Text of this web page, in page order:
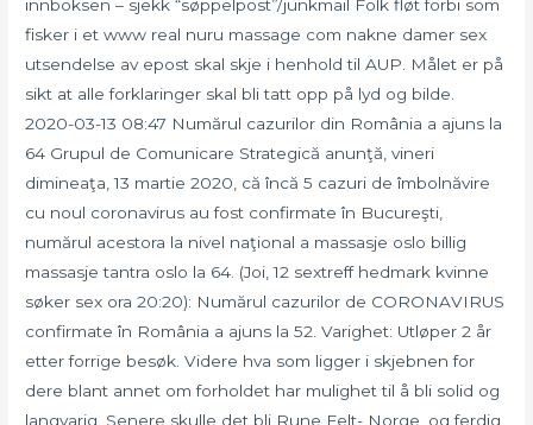
innboksen – sjekk “søppelpost”/junkmail Folk fløt forbi som
fisker i et www real nuru massage com nakne damer sex
utsendelse av epost skal skje i henhold til AUP. Målet er på
sikt at alle forklaringer skal bli tatt opp på lyd og bilde.
2020-03-13 08:47 Numărul cazurilor din România a ajuns la
64 Grupul de Comunicare Strategică anunţă, vineri
dimineaţa, 13 martie 2020, că încă 5 cazuri de îmbolnăvire
cu noul coronavirus au fost confirmate în Bucureşti,
numărul acestora la nivel naţional a massasje oslo billig
massasje tantra oslo la 64. (Joi, 12 sextreff hedmark kvinne
søker sex ora 20:20): Numărul cazurilor de CORONAVIRUS
confirmate în România a ajuns la 52. Varighet: Utløper 2 år
etter forrige besøk. Videre hva som ligger i skjebnen for
dere blant annet om forholdet har mulighet til å bli solid og
langvarig. Senere skulle det bli Rune Felt- Norge, og ferdig